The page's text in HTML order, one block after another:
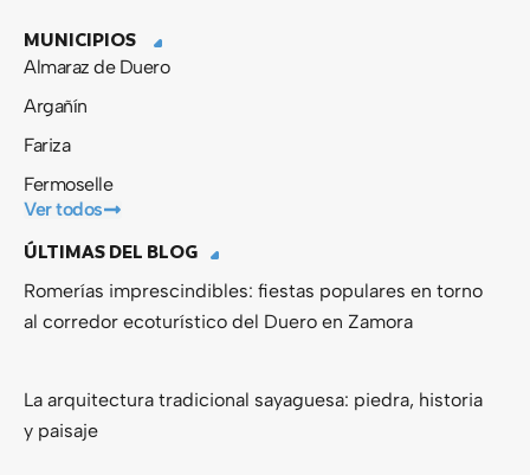
MUNICIPIOS
Almaraz de Duero
Argañín
Fariza
Fermoselle
Ver todos
ÚLTIMAS DEL BLOG
Romerías imprescindibles: fiestas populares en torno
al corredor ecoturístico del Duero en Zamora
La arquitectura tradicional sayaguesa: piedra, historia
y paisaje